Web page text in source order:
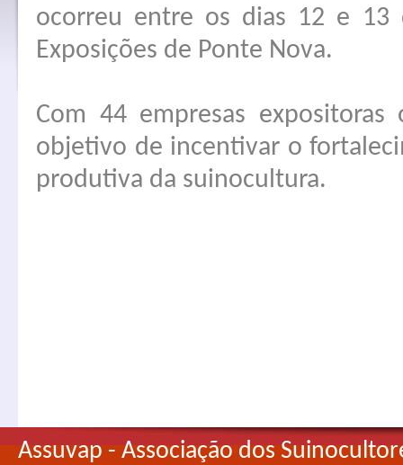
ocorreu entre os dias 12 e 13
Exposições de Ponte Nova.
Com 44 empresas
objetivo de incentivar o
produtiva da suinocultura.
Assuvap - Associação dos